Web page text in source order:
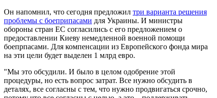
Он напомнил, что сегодня предложил три варианта решения
проблемы с боеприпасами для Украины. И министры
обороны стран ЕС согласились с его предложением о
предоставлении Киеву немедленной военной помощи
боепрпасами. Для компенсации из Европейского фонда мира
на эти цели будет выделен 1 млрд евро.
"Мы это обсудили. И было в целом одобрение этой
процедуры, но есть вопрос затрат. Все нужно обсудить в
деталях, все согласны с тем, что нужно продвигаться срочно,